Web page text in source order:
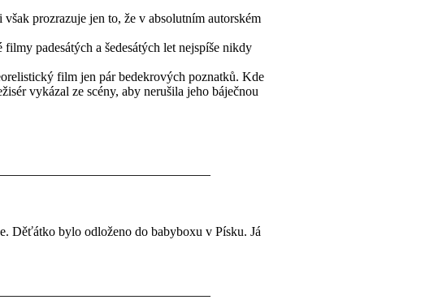
prozrazuje jen to, že v absolutním autorském
padesátých a šedesátých let nejspíše nikdy
film jen pár bedekrových poznatků. Kde
vykázal ze scény, aby nerušila jeho báječnou
Děťátko bylo odloženo do babyboxu v Písku. Já